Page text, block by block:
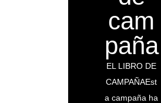
cam
paña
EL LIBRO DE
CAMPAÑAEst
a campaña ha